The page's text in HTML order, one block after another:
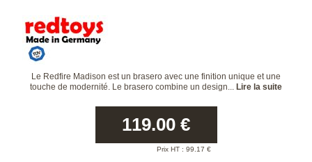
Le Redfire Madison est un brasero avec une finition unique et une
touche de modernité. Le brasero combine un design... Lire la suite
119.00 €
Prix HT : 99.17 €